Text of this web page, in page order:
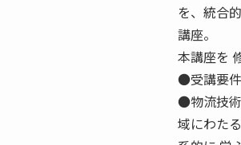
を、統合
講座。
本講座を
●受講要
●物流技
域にわた